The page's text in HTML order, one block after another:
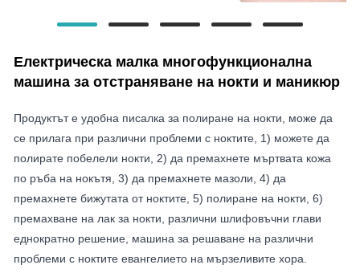
Електрическа малка многофункционална
машина за отстраняване на нокти и маникюр
Продуктът е удобна писалка за полиране на нокти, може да
се прилага при различни проблеми с ноктите, 1) можете да
полирате побелели нокти, 2) да премахнете мъртвата кожа
по ръба на нокътя, 3) да премахнете мазоли, 4) да
премахнете бижутата от ноктите, 5) полиране на нокти, 6)
премахване на лак за нокти, различни шлифовъчни глави
еднократно решение, машина за решаване на различни
проблеми с ноктите евангелието на мързеливите хора.